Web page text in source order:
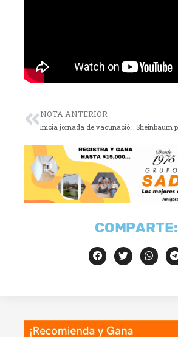
NOTA ANTERIOR
COMPARTE: